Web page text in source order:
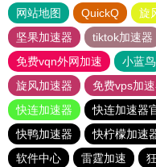
网站地图 QuickQ 旋
坚果加速器
tiktok加速器
免费vqn外网加速
小蓝鸟
旋风加速器
免费vps加
快连加速器
快连加速器
快鸭加速器
快柠檬加速
软件中心
雷霆加速